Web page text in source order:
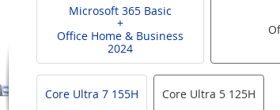
Microsoft 365 Basic
+
Office Home & Business
2024
Core Ultra 7 155H Core Ultra 5 125H